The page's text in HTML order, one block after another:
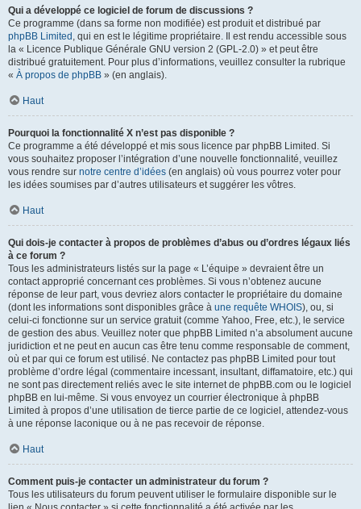
Qui a développé ce logiciel de forum de discussions ?
Ce programme (dans sa forme non modifiée) est produit et distribué par
phpBB Limited , qui en est le légitime propriétaire. Il est rendu accessible sous
la « Licence Publique Générale GNU version 2 (GPL-2.0) » et peut être
distribué gratuitement. Pour plus d’informations, veuillez consulter la rubrique
« À propos de phpBB » (en anglais).
Haut
Pourquoi la fonctionnalité X n’est pas disponible ?
Ce programme a été développé et mis sous licence par phpBB Limited. Si
vous souhaitez proposer l’intégration d’une nouvelle fonctionnalité, veuillez
vous rendre sur notre centre d’idées (en anglais) où vous pourrez voter pour
les idées soumises par d’autres utilisateurs et suggérer les vôtres.
Haut
Qui dois-je contacter à propos de problèmes d’abus ou d’ordres légaux liés
à ce forum ?
Tous les administrateurs listés sur la page « L’équipe » devraient être un
contact approprié concernant ces problèmes. Si vous n’obtenez aucune
réponse de leur part, vous devriez alors contacter le propriétaire du domaine
(dont les informations sont disponibles grâce à une requête WHOIS), ou, si
celui-ci fonctionne sur un service gratuit (comme Yahoo, Free, etc.), le service
de gestion des abus. Veuillez noter que phpBB Limited n’a absolument aucune
juridiction et ne peut en aucun cas être tenu comme responsable de comment,
où et par qui ce forum est utilisé. Ne contactez pas phpBB Limited pour tout
problème d’ordre légal (commentaire incessant, insultant, diffamatoire, etc.) qui
ne sont pas directement reliés avec le site internet de phpBB.com ou le logiciel
phpBB en lui-même. Si vous envoyez un courrier électronique à phpBB
Limited à propos d’une utilisation de tierce partie de ce logiciel, attendez-vous
à une réponse laconique ou à ne pas recevoir de réponse.
Haut
Comment puis-je contacter un administrateur du forum ?
Tous les utilisateurs du forum peuvent utiliser le formulaire disponible sur le